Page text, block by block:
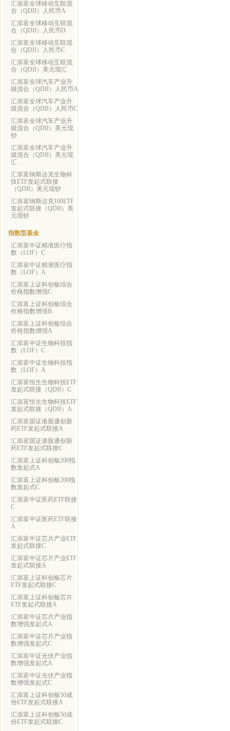
汇添富全球移动互联混
合（QDII）人民币A
汇添富全球移动互联混
合（QDII）人民币D
汇添富全球移动互联混
合（QDII）人民币C
汇添富全球移动互联混
合（QDII）美元现汇
汇添富全球汽车产业升
级混合（QDII）人民币A
汇添富全球汽车产业升
级混合（QDII）人民币C
汇添富全球汽车产业升
级混合（QDII）美元现
钞
汇添富全球汽车产业升
级混合（QDII）美元现
汇
汇添富纳斯达克生物科
技ETF发起式联接
（QDII）美元现钞
汇添富纳斯达克100ETF
发起式联接（QDII）美
元现钞
指数型基金
汇添富中证精准医疗指
数（LOF）C
汇添富中证精准医疗指
数（LOF）A
汇添富上证科创板综合
价格指数增强C
汇添富上证科创板综合
价格指数增强B
汇添富上证科创板综合
价格指数增强A
汇添富中证生物科技指
数（LOF）C
汇添富中证生物科技指
数（LOF）A
汇添富恒生生物科技ETF
发起式联接（QDII）C
汇添富恒生生物科技ETF
发起式联接（QDII）A
汇添富国证港股通创新
药ETF发起式联接A
汇添富国证港股通创新
药ETF发起式联接C
汇添富上证科创板200指
数发起式A
汇添富上证科创板200指
数发起式C
汇添富中证医药ETF联接
C
汇添富中证医药ETF联接
A
汇添富中证芯片产业ETF
发起式联接C
汇添富中证芯片产业ETF
发起式联接A
汇添富上证科创板芯片
ETF发起式联接C
汇添富上证科创板芯片
ETF发起式联接A
汇添富中证芯片产业指
数增强发起式A
汇添富中证芯片产业指
数增强发起式C
汇添富中证光伏产业指
数增强发起式A
汇添富中证光伏产业指
数增强发起式C
汇添富上证科创板50成
份ETF发起式联接A
汇添富上证科创板50成
份ETF发起式联接C